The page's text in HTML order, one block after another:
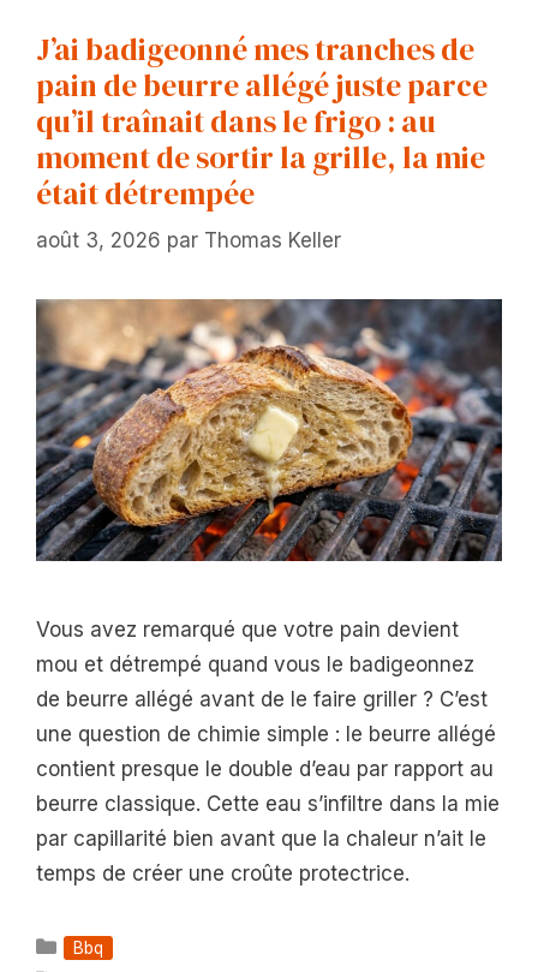
J’ai badigeonné mes tranches de
pain de beurre allégé juste parce
qu’il traînait dans le frigo : au
moment de sortir la grille, la mie
était détrempée
août 3, 2026 par Thomas Keller
Vous avez remarqué que votre pain devient
mou et détrempé quand vous le badigeonnez
de beurre allégé avant de le faire griller ? C’est
une question de chimie simple : le beurre allégé
contient presque le double d’eau par rapport au
beurre classique. Cette eau s’infiltre dans la mie
par capillarité bien avant que la chaleur n’ait le
temps de créer une croûte protectrice.
Catégories
Bbq